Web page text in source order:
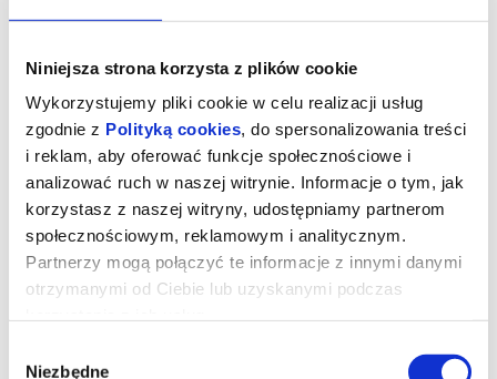
Niniejsza strona korzysta z plików cookie
Wykorzystujemy pliki cookie w celu realizacji usług
zgodnie z Polityką cookies, do spersonalizowania treści
i reklam, aby oferować funkcje społecznościowe i
analizować ruch w naszej witrynie. Informacje o tym, jak
korzystasz z naszej witryny, udostępniamy partnerom
społecznościowym, reklamowym i analitycznym.
Partnerzy mogą połączyć te informacje z innymi danymi
otrzymanymi od Ciebie lub uzyskanymi podczas
Niezbędne
POSŁANI
"Posłani" to poruszająca opowieść o Bogu działającym tu i teraz -
w życiu zwykłych ludzi, w ich decyzjach, kryzysach i przełomach.
która potrafi podtrzymać człowieka, gdy sam już nie daje
Ulewińskiego, który przemierza niemal 650 kilometrów przez
Polskę, niosąc 15-kilogramowy krzyż. Trasa - od Zalewu Wiślanego